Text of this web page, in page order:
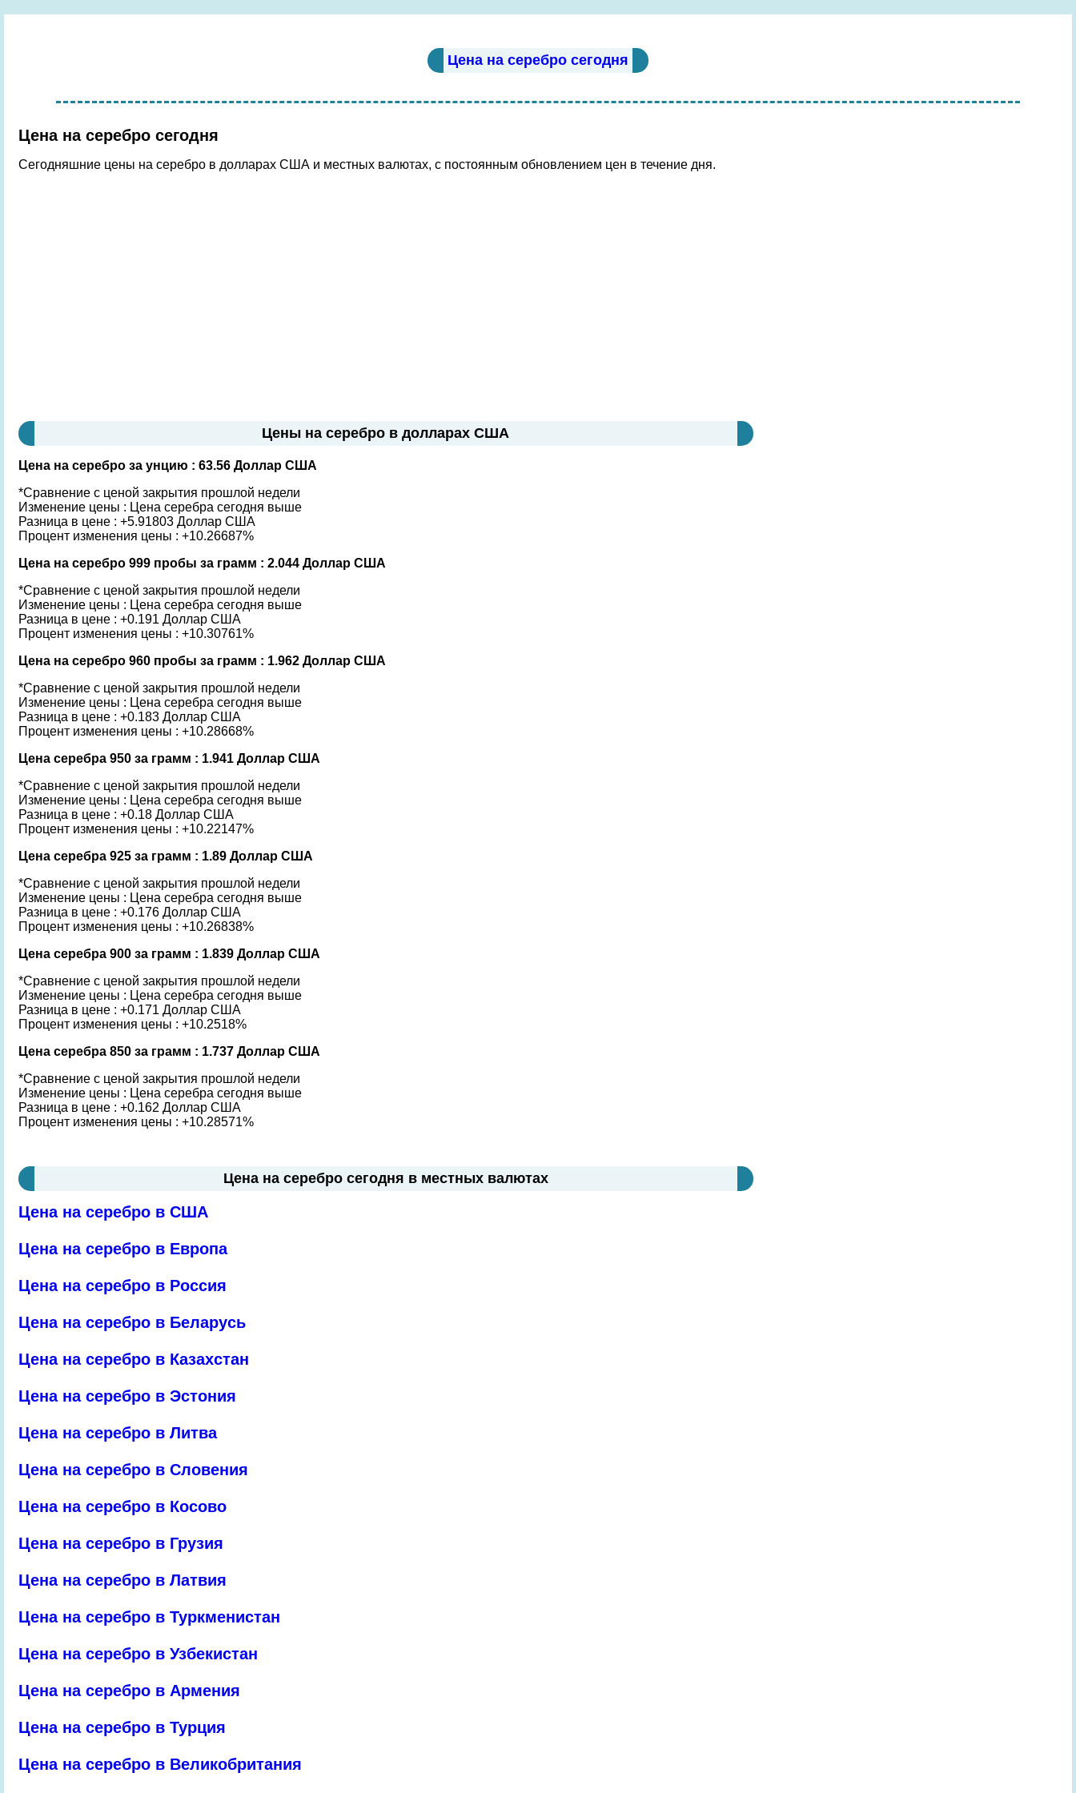
Цена на серебро сегодня
Цена на серебро сегодня
Сегодняшние цены на серебро в долларах США и местных валютах, с постоянным обновлением цен в течение дня.
Цены на серебро в долларах США
Цена на серебро за унцию : 63.56 Доллар США
*Сравнение с ценой закрытия прошлой недели
Изменение цены : Цена серебра сегодня выше
Разница в цене : +5.91803 Доллар США
Процент изменения цены : +10.26687%
Цена на серебро 999 пробы за грамм : 2.044 Доллар США
*Сравнение с ценой закрытия прошлой недели
Изменение цены : Цена серебра сегодня выше
Разница в цене : +0.191 Доллар США
Процент изменения цены : +10.30761%
Цена на серебро 960 пробы за грамм : 1.962 Доллар США
*Сравнение с ценой закрытия прошлой недели
Изменение цены : Цена серебра сегодня выше
Разница в цене : +0.183 Доллар США
Процент изменения цены : +10.28668%
Цена серебра 950 за грамм : 1.941 Доллар США
*Сравнение с ценой закрытия прошлой недели
Изменение цены : Цена серебра сегодня выше
Разница в цене : +0.18 Доллар США
Процент изменения цены : +10.22147%
Цена серебра 925 за грамм : 1.89 Доллар США
*Сравнение с ценой закрытия прошлой недели
Изменение цены : Цена серебра сегодня выше
Разница в цене : +0.176 Доллар США
Процент изменения цены : +10.26838%
Цена серебра 900 за грамм : 1.839 Доллар США
*Сравнение с ценой закрытия прошлой недели
Изменение цены : Цена серебра сегодня выше
Разница в цене : +0.171 Доллар США
Процент изменения цены : +10.2518%
Цена серебра 850 за грамм : 1.737 Доллар США
*Сравнение с ценой закрытия прошлой недели
Изменение цены : Цена серебра сегодня выше
Разница в цене : +0.162 Доллар США
Процент изменения цены : +10.28571%
Цена на серебро сегодня в местных валютах
Цена на серебро в США
Цена на серебро в Европа
Цена на серебро в Россия
Цена на серебро в Беларусь
Цена на серебро в Казахстан
Цена на серебро в Эстония
Цена на серебро в Литва
Цена на серебро в Словения
Цена на серебро в Косово
Цена на серебро в Грузия
Цена на серебро в Латвия
Цена на серебро в Туркменистан
Цена на серебро в Узбекистан
Цена на серебро в Армения
Цена на серебро в Турция
Цена на серебро в Великобритания